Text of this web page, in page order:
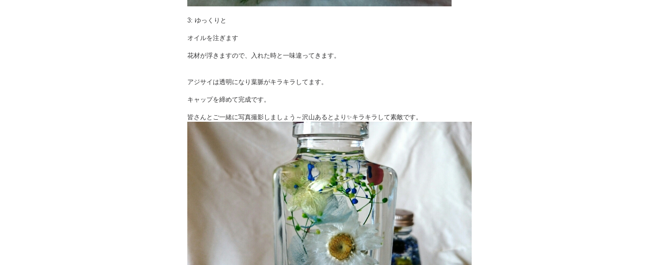
3: ゆっくりと
オイルを注ぎます
花材が浮きますので、入れた時と一味違ってきます。
アジサイは透明になり葉脈がキラキラしてます。
キャップを締めて完成です。
皆さんとご一緒に写真撮影しましょう～沢山あるとより✨キラキラして素敵です。